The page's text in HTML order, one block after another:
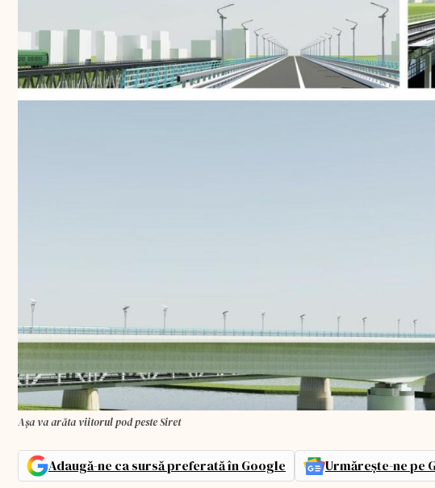
Așa va arăta viitorul pod peste Siret
Adaugă-ne ca sursă preferată în Google Urmărește-ne pe